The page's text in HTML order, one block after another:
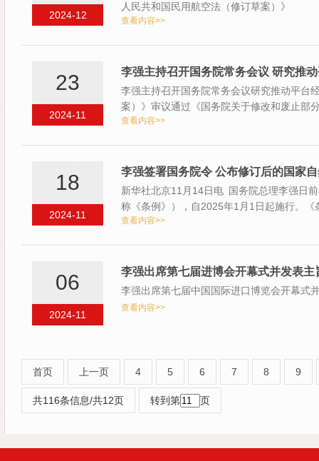
2024-12
人民共和国民用航空法（修订草案）》
查看内容>>
2024-11
23 李强主持召开国务院常务会议 研究推
李强主持召开国务院常务会议研究推动平台
案）》审议通过《国务院关于修改和废止部
查看内容>>
2024-11
18 李强签署国务院令 公布修订后的国家
新华社北京11月14日电 国务院总理李强日
称《条例》），自2025年1月1日起施行。
查看内容>>
2024-11
06 李强出席第七届进博会开幕式并发表主
李强出席第七届中国国际进口博览会开幕式
查看内容>>
首页 上一页 4 5 6 7 8 9
共116条信息/共12页 转到第 页